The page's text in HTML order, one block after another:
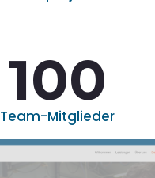
100
Team-Mitglieder